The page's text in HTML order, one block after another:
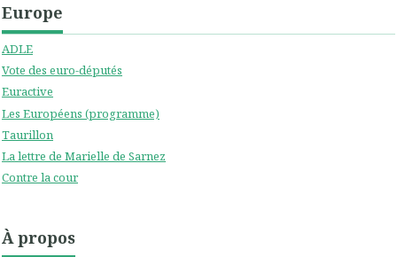
Europe
ADLE
Vote des euro-députés
Euractive
Les Européens (programme)
Taurillon
La lettre de Marielle de Sarnez
Contre la cour
À propos